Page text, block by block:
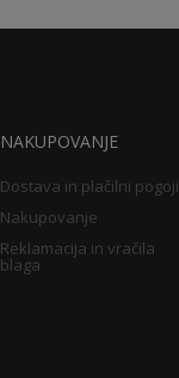
NAKUPOVANJE
Dostava in plačilni pogoji
Nakupovanje
Reklamacija in vračila
blaga